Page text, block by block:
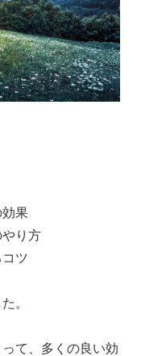
果
り方
ツ
。
て、多くの良い効